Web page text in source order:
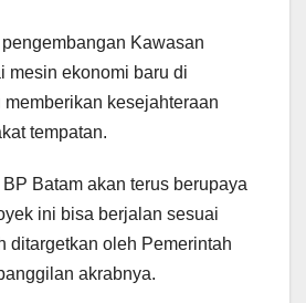
Kawasan
mesin ekonomi baru di
memberikan kesejahteraan
tempatan.
Batam akan terus berupaya
ini bisa berjalan sesuai
ditargetkan oleh Pemerintah
akrabnya.